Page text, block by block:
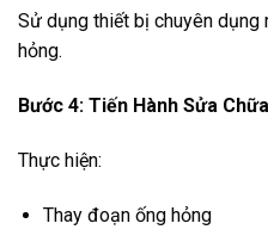
Sử dụng thiết bị chuyên dụng
hỏng.
Bước 4: Tiến Hành Sửa Chữa
Thực hiện:
Thay đoạn ống hỏng